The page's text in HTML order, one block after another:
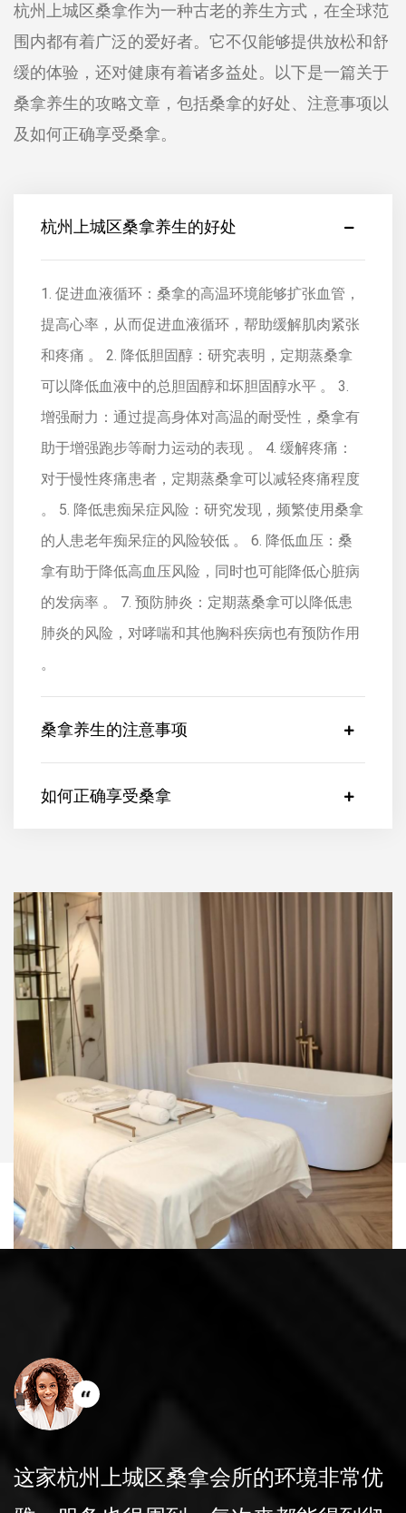
杭州上城区桑拿作为一种古老的养生方式，在全球范
围内都有着广泛的爱好者。它不仅能够提供放松和舒
缓的体验，还对健康有着诸多益处。以下是一篇关于
桑拿养生的攻略文章，包括桑拿的好处、注意事项以
及如何正确享受桑拿。
杭州上城区桑拿养生的好处
1. 促进血液循环：桑拿的高温环境能够扩张血管，
提高心率，从而促进血液循环，帮助缓解肌肉紧张
和疼痛 。 2. 降低胆固醇：研究表明，定期蒸桑拿
可以降低血液中的总胆固醇和坏胆固醇水平 。 3.
增强耐力：通过提高身体对高温的耐受性，桑拿有
助于增强跑步等耐力运动的表现 。 4. 缓解疼痛：
对于慢性疼痛患者，定期蒸桑拿可以减轻疼痛程度
。 5. 降低患痴呆症风险：研究发现，频繁使用桑拿
的人患老年痴呆症的风险较低 。 6. 降低血压：桑
拿有助于降低高血压风险，同时也可能降低心脏病
的发病率 。 7. 预防肺炎：定期蒸桑拿可以降低患
肺炎的风险，对哮喘和其他胸科疾病也有预防作用
。
桑拿养生的注意事项
如何正确享受桑拿
会所的更衣室非常干净，提供的洗浴用